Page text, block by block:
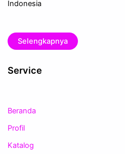
Indonesia
Selengkapnya
Service
Beranda
Profil
Katalog